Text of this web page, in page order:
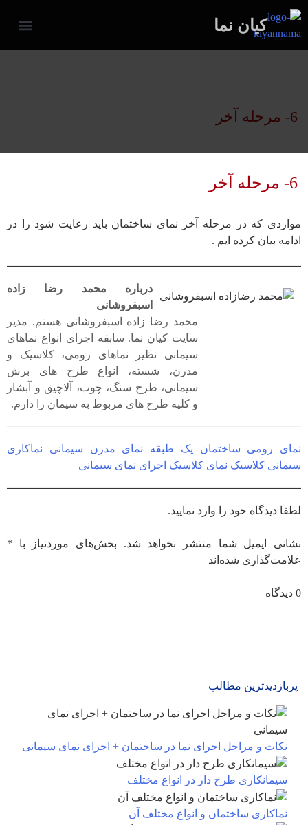
کیان نما
6- مرحله آخر
6- مرحله آخر
مواردی که در مرحله آخر نمای ساختمان باید رعایت شود را در
ادامه بیان کرده ایم .
درباره محمد رضا زاده
اسبفروشانی
محمد رضا زاده اسبفروشانی هستم. مدیر
سایت کیان نما. سابقه اجرای انواع نماهای
سیمانی نظیر نماهای رومی، کلاسیک و
مدرن، شسته، انواع طرح های برش
سیمانی، طرح سنگ، چوب، آلاچیق و آبشار
و کلیه طرح های مربوط به سیمان را دارم.
نمای رومی ساختمان یک طبقه نمای مدرن سیمانی
نماکاری
سیمانی کلاسیک نمای کلاسیک اجرای نمای سیمانی
لطفا دیدگاه خود را وارد نمایید.
نشانی ایمیل شما منتشر نخواهد شد. بخش‌های موردنیاز با *
علامت‌گذاری شده‌اند
0 دیدگاه
پربازدیدترین مطالب
نکات و مراحل اجرای نما در ساختمان + اجرای نمای سیمانی
سیمانکاری طرح دار در انواع مختلف
نماکاری ساختمان و انواع مختلف آن